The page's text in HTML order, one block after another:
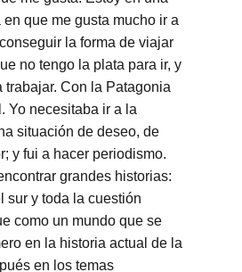
que me gusta mucho ir a
la forma de viajar
no tengo la plata para ir, y
trabajar. Con la Patagonia
Yo necesitaba ir a la
situación de deseo, de
y fui a hacer periodismo.
grandes historias:
sur y toda la cuestión
como un mundo que se
en la historia actual de la
en los temas